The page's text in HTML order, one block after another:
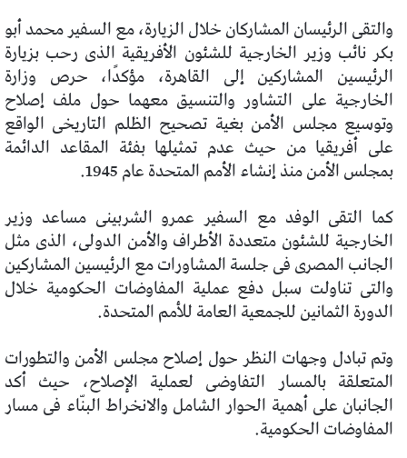
والتقى الرئيسان المشاركان خلال الزيارة، مع السفير محمد أبو
بكر نائب وزير الخارجية للشئون الأفريقية الذى رحب بزيارة
الرئيسين المشاركين إلى القاهرة، مؤكدًا، حرص وزارة
الخارجية على التشاور والتنسيق معهما حول ملف إصلاح
وتوسيع مجلس الأمن بغية تصحيح الظلم التاريخى الواقع
على أفريقيا من حيث عدم تمثيلها بفئة المقاعد الدائمة
بمجلس الأمن منذ إنشاء الأمم المتحدة عام 1945.
كما التقى الوفد مع السفير عمرو الشربينى مساعد وزير
الخارجية للشئون متعددة الأطراف والأمن الدولى، الذى مثل
الجانب المصرى فى جلسة المشاورات مع الرئيسين المشاركين
والتى تناولت سبل دفع عملية المفاوضات الحكومية خلال
الدورة الثمانين للجمعية العامة للأمم المتحدة.
وتم تبادل وجهات النظر حول إصلاح مجلس الأمن والتطورات
المتعلقة بالمسار التفاوضى لعملية الإصلاح، حيث أكد
الجانبان على أهمية الحوار الشامل والانخراط البنّاء فى مسار
المفاوضات الحكومية.